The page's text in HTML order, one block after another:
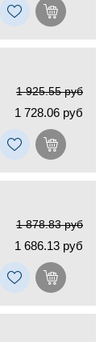
1 925.55 руб
1 728.06 руб
1 878.83 руб
1 686.13 руб